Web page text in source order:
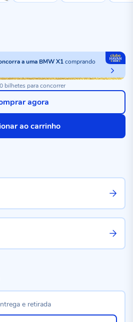
a uma BMW X1comprando
bilhetes para concorrer
ao carrinho
agora
e retirada